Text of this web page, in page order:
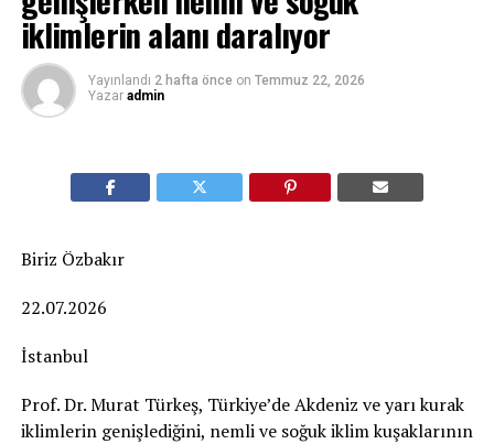
iklimlerin alanı daralıyor
Yayınlandı 2 hafta önce on Temmuz 22, 2026
Yazar admin
Biriz Özbakır
22.07.2026
İstanbul
Prof. Dr. Murat Türkeş, Türkiye’de Akdeniz ve yarı kurak
iklimlerin genişlediğini, nemli ve soğuk iklim kuşaklarının